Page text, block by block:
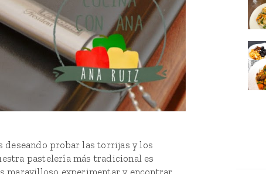
deseando probar lastorrijas y los
pastelería más tradicional es